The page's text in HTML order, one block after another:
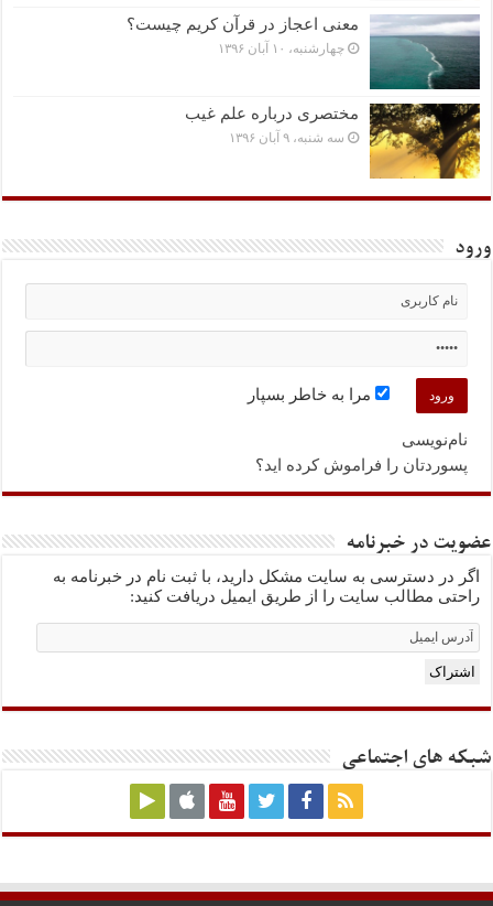
معنی اعجاز در قرآن کریم چیست؟
چهارشنبه، ۱۰ آبان ۱۳۹۶
مختصرى درباره علم غیب
سه شنبه، ۹ آبان ۱۳۹۶
ورود
مرا به خاطر بسپار
نام‌نویسی
پسوردتان را فراموش کرده اید؟
عضویت در خبرنامه
اگر در دسترسی به سایت مشکل دارید، با ثبت نام در خبرنامه به
راحتی مطالب سایت را از طریق ایمیل دریافت کنید:
Email
Subscription
اشتراک
شبکه های اجتماعی